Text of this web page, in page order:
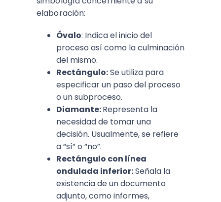
elaboración:
Óvalo: Indica el inicio del
proceso así como la culminación
del mismo.
Rectángulo:Se utiliza para
especificar un paso del proceso
o un subproceso.
Diamante:Representa la
necesidad de tomar una
decisión. Usualmente, se refiere
a “sí” o “no”.
Rectángulo con línea
ondulada inferior:Señala la
existencia de un documento
adjunto, como informes,